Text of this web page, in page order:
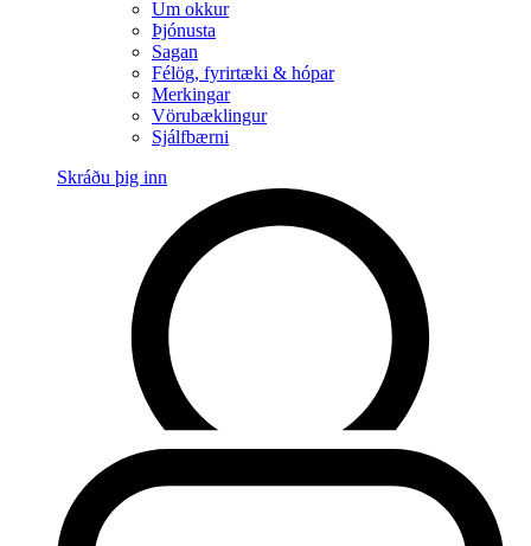
Um okkur
Þjónusta
Sagan
Félög, fyrirtæki & hópar
Merkingar
Vörubæklingur
Sjálfbærni
Skráðu þig inn